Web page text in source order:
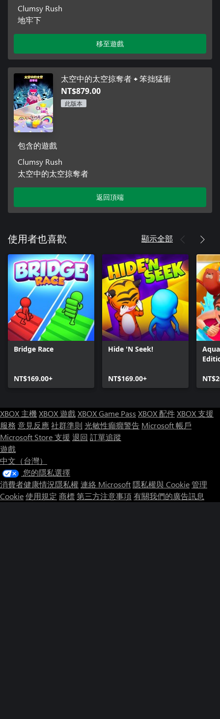
Clumsy Rush
地牢下
移至遊戲
太空中的太空掠奪者 + 笨拙猛衝
NT$879.00
此版本
包含的遊戲
Clumsy Rush
太空中的太空掠奪者
返回頂端
使用者也喜歡 顯示全部
Bridge Race
NT$169.00+
Hide 'N Seek!
NT$169.00+
XBOX 主機XBOX 遊戲XBOX Game Pass XBOX 配件XBOX 支援
服務 意見反應社群準則 光敏性癲癇警告 Microsoft 帳戶
Microsoft Store 支援 退回 訂單追蹤
遊戲
中文（台灣）
您的隱私選擇
消費者健康情況隱私權 連絡 Microsoft隱私權與 Cookie管理
Cookie使用規定 商標第三方注意事項有關我們的廣告訊息